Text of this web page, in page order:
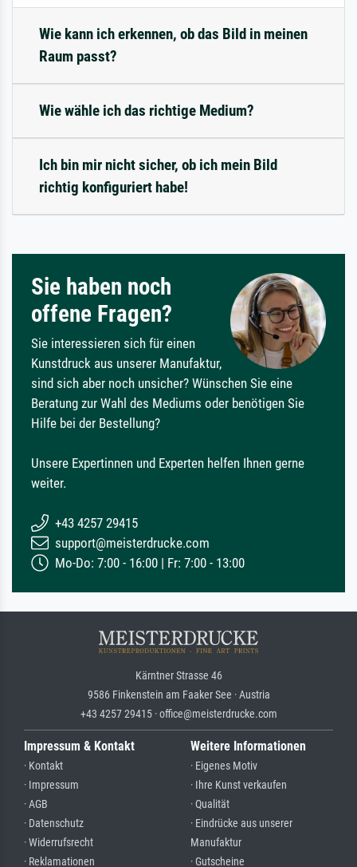
Wie kann ich erkennen, ob das Bild in meinen
Raum passt?
Wie wähle ich das richtige Medium?
Ich bin mir nicht sicher, ob ich mein Bild
richtig konfiguriert habe!
Sie haben noch
offene Fragen?
Sie interessieren sich für einen
Kunstdruck aus unserer Manufaktur,
sind sich aber noch unsicher? Wünschen Sie eine
Beratung zur Wahl des Mediums oder benötigen Sie
Hilfe bei der Bestellung?
Unsere Expertinnen und Experten helfen Ihnen gerne
weiter.
+43 4257 29415
support@meisterdrucke.com
Mo-Do: 7:00 - 16:00 | Fr: 7:00 - 13:00
Kärntner Strasse 46
9586 Finkenstein am Faaker See · Austria
+43 4257 29415 · office@meisterdrucke.com
Impressum & Kontakt
· Kontakt
· Impressum
· AGB
· Datenschutz
· Widerrufsrecht
· Reklamationen
Weitere Informationen
· Eigenes Motiv
· Ihre Kunst verkaufen
· Qualität
· Eindrücke aus unserer
Manufaktur
· Gutscheine